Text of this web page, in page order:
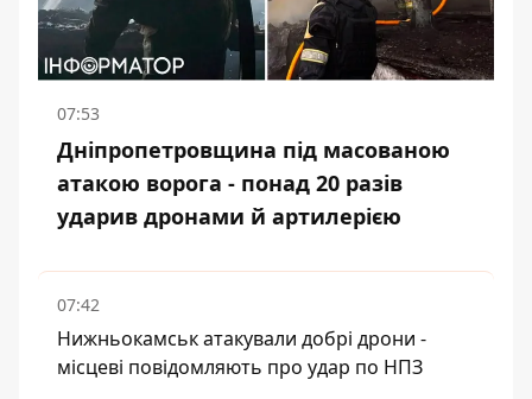
07:53
Дніпропетровщина під масованою
атакою ворога - понад 20 разів
ударив дронами й артилерією
07:42
Нижньокамськ атакували добрі дрони -
місцеві повідомляють про удар по НПЗ